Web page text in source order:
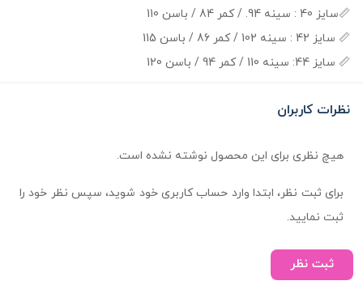
📏سایز 40 : سینه 94. / کمر 84 / باسن 110
📏 سایز 42 : سینه 102 / کمر 86 / باسن 115
📏 سایز 44: سینه 110 / کمر 94 / باسن 120
نظرات کاربران
هیچ نظری برای این محصول نوشته نشده است.
برای ثبت نظر، ابتدا وارد حساب کاربری خود شوید، سپس نظر خود را
ثبت نمایید.
ثبت نظر